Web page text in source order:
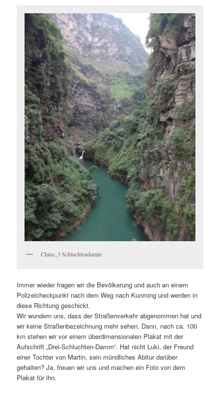
China_3 Schluchtendamm
Immer wieder fragen wir die Bevölkerung und auch an einem
Polizeicheckpunkt nach dem Weg nach Kunming und werden in
diese Richtung geschickt.
Wir wundern uns, dass der Straßenverkehr abgenommen hat und
wir keine Straßenbezeichnung mehr sehen. Dann, nach ca. 100
km stehen wir vor einem überdimensionalen Plakat mit der
Aufschrift „Drei-Schluchten-Damm“. Hat nicht Luki, der Freund
einer Tochter von Martin, sein mündliches Abitur darüber
gehalten? Ja, freuen wir uns und machen ein Foto von dem
Plakat für ihn.